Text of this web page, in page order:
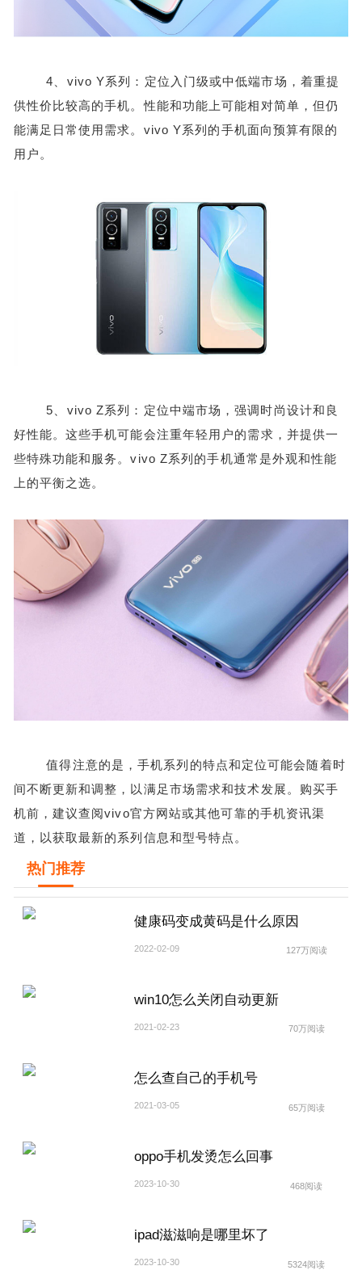
4、vivo Y系列：定位入门级或中低端市场，着重提
供性价比较高的手机。性能和功能上可能相对简单，但仍
能满足日常使用需求。vivo Y系列的手机面向预算有限的
用户。
5、vivo Z系列：定位中端市场，强调时尚设计和良
好性能。这些手机可能会注重年轻用户的需求，并提供一
些特殊功能和服务。vivo Z系列的手机通常是外观和性能
上的平衡之选。
值得注意的是，手机系列的特点和定位可能会随着时
间不断更新和调整，以满足市场需求和技术发展。购买手
机前，建议查阅vivo官方网站或其他可靠的手机资讯渠
道，以获取最新的系列信息和型号特点。
热门推荐
健康码变成黄码是什么原因
2022-02-09 127万阅读
win10怎么关闭自动更新
2021-02-23 70万阅读
怎么查自己的手机号
2021-03-05 65万阅读
oppo手机发烫怎么回事
2023-10-30 468阅读
ipad滋滋响是哪里坏了
2023-10-30 5324阅读